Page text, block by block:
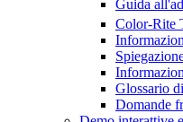
Guida
Color-Rite
Glossario
Domande